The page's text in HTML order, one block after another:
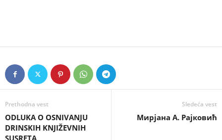
Prethodna vest
ODLUKА O OSNIVANJU
DRINSKIH KNJIŽEVNIH
SUSRETA
Sledeća vest
Мирјана А. Рајковић